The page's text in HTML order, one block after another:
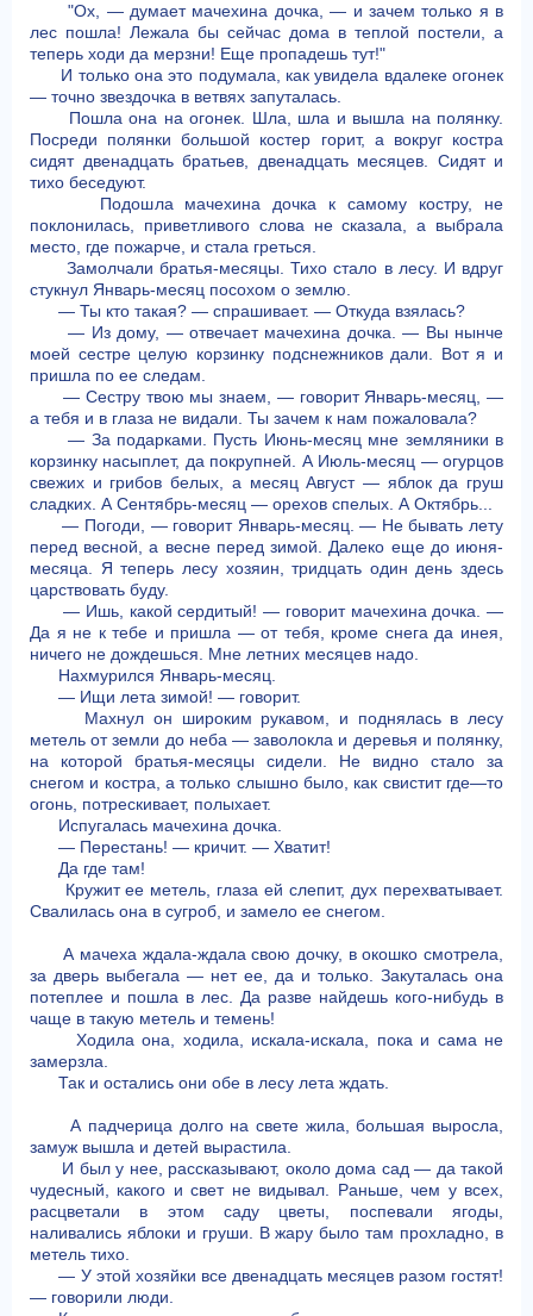
"Ох, — думает мачехина дочка, — и зачем только я в
лес пошла! Лежала бы сейчас дома в теплой постели, а
теперь ходи да мерзни! Еще пропадешь тут!"
И только она это подумала, как увидела вдалеке огонек
— точно звездочка в ветвях запуталась.
Пошла она на огонек. Шла, шла и вышла на полянку.
Посреди полянки большой костер горит, а вокруг костра
сидят двенадцать братьев, двенадцать месяцев. Сидят и
тихо беседуют.
Подошла мачехина дочка к самому костру, не
поклонилась, приветливого слова не сказала, а выбрала
место, где пожарче, и стала греться.
Замолчали братья-месяцы. Тихо стало в лесу. И вдруг
стукнул Январь-месяц посохом о землю.
— Ты кто такая? — спрашивает. — Откуда взялась?
— Из дому, — отвечает мачехина дочка. — Вы нынче
моей сестре целую корзинку подснежников дали. Вот я и
пришла по ее следам.
— Сестру твою мы знаем, — говорит Январь-месяц, —
а тебя и в глаза не видали. Ты зачем к нам пожаловала?
— За подарками. Пусть Июнь-месяц мне земляники в
корзинку насыплет, да покрупней. А Июль-месяц — огурцов
свежих и грибов белых, а месяц Август — яблок да груш
сладких. А Сентябрь-месяц — орехов спелых. А Октябрь...
— Погоди, — говорит Январь-месяц. — Не бывать лету
перед весной, а весне перед зимой. Далеко еще до июня-
месяца. Я теперь лесу хозяин, тридцать один день здесь
царствовать буду.
— Ишь, какой сердитый! — говорит мачехина дочка. —
Да я не к тебе и пришла — от тебя, кроме снега да инея,
ничего не дождешься. Мне летних месяцев надо.
Нахмурился Январь-месяц.
— Ищи лета зимой! — говорит.
Махнул он широким рукавом, и поднялась в лесу
метель от земли до неба — заволокла и деревья и полянку,
на которой братья-месяцы сидели. Не видно стало за
снегом и костра, а только слышно было, как свистит где—то
огонь, потрескивает, полыхает.
Испугалась мачехина дочка.
— Перестань! — кричит. — Хватит!
Да где там!
Кружит ее метель, глаза ей слепит, дух перехватывает.
Свалилась она в сугроб, и замело ее снегом.
А мачеха ждала-ждала свою дочку, в окошко смотрела,
за дверь выбегала — нет ее, да и только. Закуталась она
потеплее и пошла в лес. Да разве найдешь кого-нибудь в
чаще в такую метель и темень!
Ходила она, ходила, искала-искала, пока и сама не
замерзла.
Так и остались они обе в лесу лета ждать.
А падчерица долго на свете жила, большая выросла,
замуж вышла и детей вырастила.
И был у нее, рассказывают, около дома сад — да такой
чудесный, какого и свет не видывал. Раньше, чем у всех,
расцветали в этом саду цветы, поспевали ягоды,
наливались яблоки и груши. В жару было там прохладно, в
метель тихо.
— У этой хозяйки все двенадцать месяцев разом гостят!
— говорили люди.